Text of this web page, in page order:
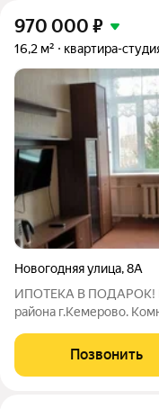
970 000 ₽
16,2 м² квартира-
Новогодняя улица,8А
ИПОТЕКА В ПОДАРОК!
района г.Кемерово.
входная дверь,
комнате (оборудована
Позвонить